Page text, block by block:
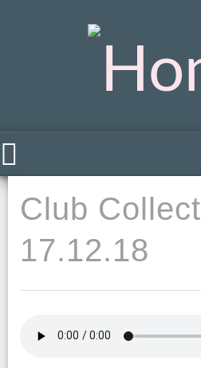
Club
17.12.18